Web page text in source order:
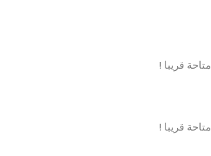
قريبا !
قريبا !